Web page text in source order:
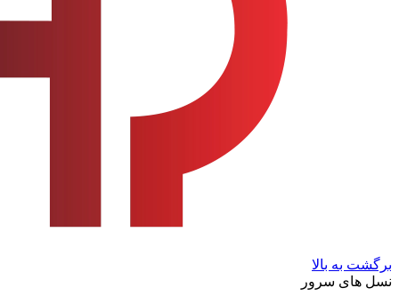
برگشت به بالا
نسل های سرور